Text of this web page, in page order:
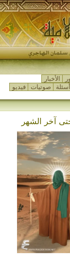
الأخبار
أسئلة صوتيات
فيديو
آخر الشهر